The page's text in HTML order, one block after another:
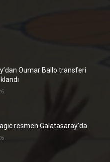
Oumar Ballo transferi
resmen Galatasaray’da